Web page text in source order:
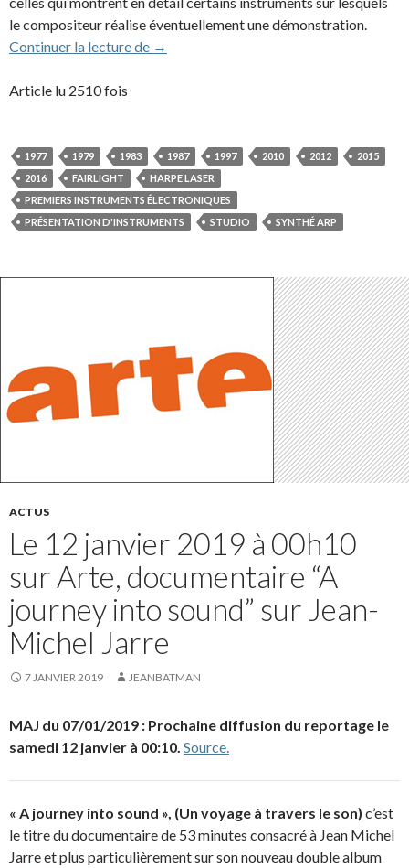
le compositeur réalise éventuellement une démonstration.
Continuer la lecture de Les studios de Jean-Michel Jarre en vidéo
→
Article lu 2510 fois
1977 1979 1983 1987 1997 2010 2012
2015
2016
FAIRLIGHT
HARPE LASER
PREMIERS INSTRUMENTS ÉLECTRONIQUES
PRÉSENTATION D'INSTRUMENTS
STUDIO SYNTHÉ ARP
ACTUS
Le 12 janvier 2019 à 00h10
sur Arte, documentaire “A
journey into sound” sur Jean-
Michel Jarre
7 JANVIER 2019 JEANBATMAN
MAJ du 07/01/2019 : Prochaine diffusion du reportage le
samedi 12 janvier à 00:10. Source.
« A journey into sound », (Un voyage à travers le son) c’est
le titre du documentaire de 53 minutes consacré à Jean Michel
Jarre et plus particulièrement sur son nouveau double album